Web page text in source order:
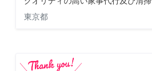
東京都